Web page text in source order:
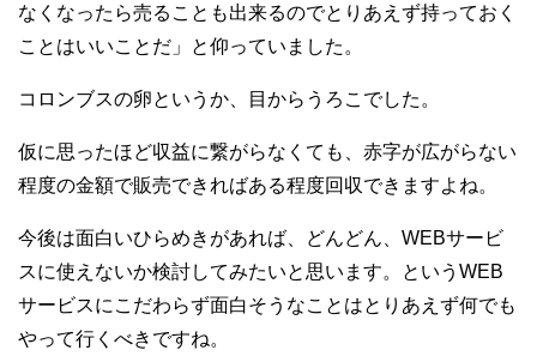
なくなったら売ることも出来るのでとりあえず持っておく
ことはいいことだ」と仰っていました。
コロンブスの卵というか、目からうろこでした。
仮に思ったほど収益に繋がらなくても、赤字が広がらない
程度の金額で販売できればある程度回収できますよね。
今後は面白いひらめきがあれば、どんどん、WEBサービ
スに使えないか検討してみたいと思います。というWEB
サービスにこだわらず面白そうなことはとりあえず何でも
やって行くべきですね。